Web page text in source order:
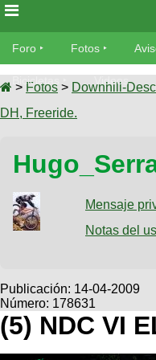
Foro
Foro
TÃ©cnica
Fotos
tu foto
Galeria
XC
Viajes
Descenso
Dirt
SUBÃ
tu
Buscar
Ultimos
Fotos
BicicleterÃ­
as
Bicicletas
Tandem
Videos
Cicloturismo
Foro Fotos
Bicicletas Videos
> Fotos > Downhill-
DH, Freeride.
Mensaje
Notas del
Publicación: 14-04-2009
Número: 178631
(5) NDC VI